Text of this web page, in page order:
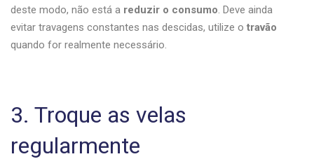
deste modo, não está a reduzir o consumo. Deve ainda
evitar travagens constantes nas descidas, utilize o travão
quando for realmente necessário.
3. Troque as velas
regularmente